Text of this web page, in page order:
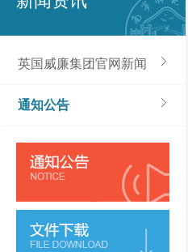
英国威廉集团官网新闻
通知公告